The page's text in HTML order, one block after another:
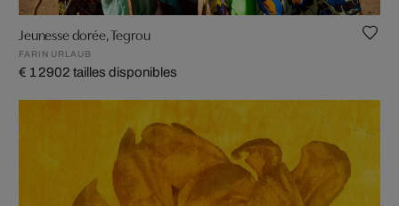
Jeunesse dorée, Tegrou
FARIN URLAUB
€ 1 2902 tailles disponibles